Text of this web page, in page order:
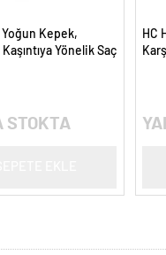
Yoğun Kepek,
Yönelik Saç
STOKTA
HC